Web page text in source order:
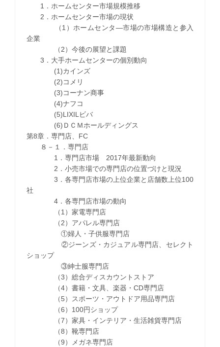
1．ホームセンター市場規模推移
2．ホームセンター市場の現状
（1）ホームセンタ―市場の市場構造と参入
企業
（2）今後の展望と課題
3．大手ホームセンターの個別動向
(1)カインズ
(2)コメリ
(3)コーナン商事
(4)ナフコ
(5)LIXILビバ
(6)ＤＣＭホールディングス
第8章．専門店、FC
８－１．専門店
1．専門店市場 2017年最新動向
2．小売市場での専門店の位置づけと現況
3．各専門店市場の上位企業と店舗数上位100
社
4．各専門店市場の動向
（1）家電専門店
（2）アパレル専門店
①婦人・子供服専門店
②ジーンズ・カジュアル専門店、セレクト
ショップ
③紳士服専門店
（3）総合ディスカウントストア
（4）書籍・文具、楽器・CD専門店
（5）スポーツ・アウトドア用品専門店
（6）100円ショップ
（7）家具・インテリア・生活雑貨専門店
（8）靴専門店
（9）メガネ専門店